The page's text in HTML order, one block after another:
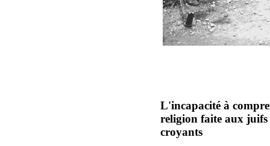
L'incapacité à
religion faite aux juifs
croyants